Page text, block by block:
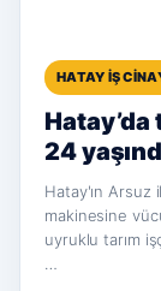
HATAY İŞ
Hatay’da
24
Hatay'ın Arsuz
makinesine
uyruklu tarım